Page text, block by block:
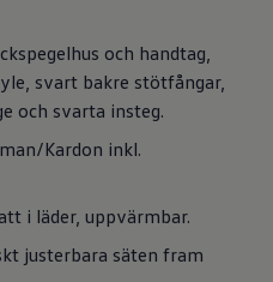
och handtag,
svart bakre stötfångar,
och svarta insteg.
Kardon inkl.
i läder, uppvärmbar.
justerbara säten fram